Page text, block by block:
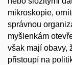
mikroskopie,
správnou
myšlenkám
však mají obavy,
přistoupí na